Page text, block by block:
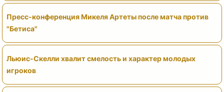
Пресс-конференция Микеля Артеты после матча против
"Бетиса"
Льюис-Скелли хвалит смелость и характер молодых
игроков